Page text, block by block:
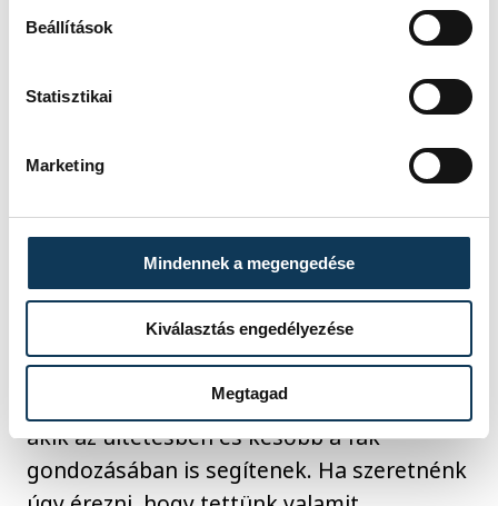
Beállítások
Statisztikai
Marketing
Mindennek a megengedése
Kiválasztás engedélyezése
Megtagad
perces sétát, míg egy kisebb összegért
cserébe három túrán vehetünk részt, ahol
virtuálisan a híres Nara parkba is
Nemrégiben számoltunk bea Csalán
Egyesület kezdeményezéséről, akik a
közeljövőben több mint 120 fát
szeretnének elültetni Veszprémben,
melyhez önkéntesek támogatását várják,
akik az ültetésben és később a fák
gondozásában is segítenek. Ha szeretnénk